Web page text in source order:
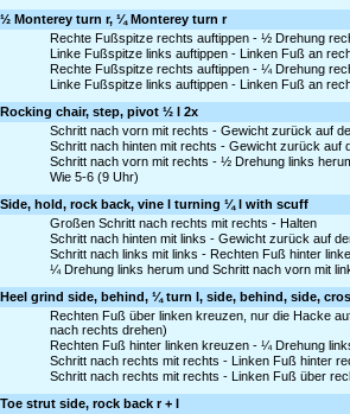
Monterey turn r, ¼ Monterey turn r
Rechte Fußspitze rechts auftippen - ½ Drehung
Linke Fußspitze links auftippen - Linken Fuß an
Rechte Fußspitze rechts auftippen - ¼ Drehung
Linke Fußspitze links auftippen - Linken Fuß an
chair, step, pivot ½ l 2x
Schritt nach vorn mit rechts - Gewicht zurück auf
Schritt nach hinten mit rechts - Gewicht zurück auf
Schritt nach vorn mit rechts - ½ Drehung links
Wie 5-6 (9 Uhr)
hold, rock back, vine l turning ¼ l with scuff
Großen Schritt nach rechts mit rechts - Halten
Schritt nach hinten mit links - Gewicht zurück auf
Schritt nach links mit links - Rechten Fuß hinter
¼ Drehung links herum und Schritt nach vorn mit
grind side, behind, ¼ turn l, side, behind, side,
Rechten Fuß über linken kreuzen, nur die Hacke
nach rechts drehen)
Rechten Fuß hinter linken kreuzen - ¼ Drehung
Schritt nach rechts mit rechts - Linken Fuß hinter
Schritt nach rechts mit rechts - Linken Fuß über
strut side, rock back r + l